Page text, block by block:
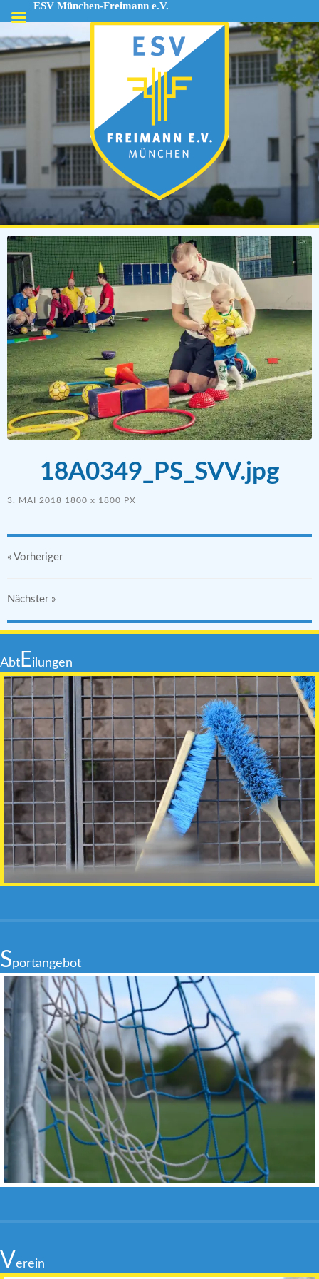
ESV
München-
Freimann
e.V.
18A0349_PS_SVV.jpg
3. MAI 2018 1800 x 1800 PX
« Vorheriger
Nächster »
Abt Eilungen
Sportangebot
Verein
ESV München-Freimann e.V.